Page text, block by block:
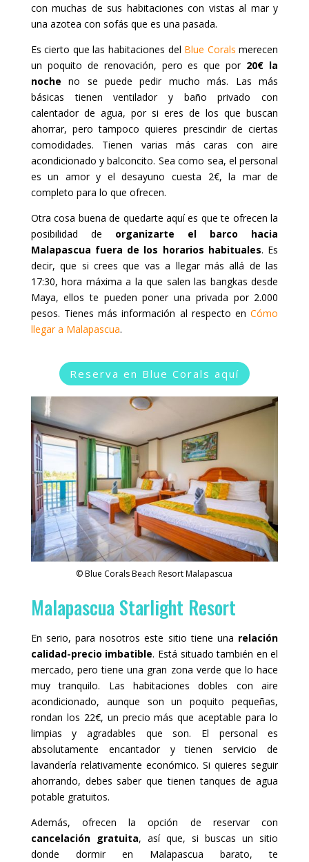
con muchas de sus habitaciones con vistas al mar y
una azotea con sofás que es una pasada.
Es cierto que las habitaciones del Blue Corals merecen
un poquito de renovación, pero es que por 20€ la
noche no se puede pedir mucho más. Las más
básicas tienen ventilador y baño privado con
calentador de agua, por si eres de los que buscan
ahorrar, pero tampoco quieres prescindir de ciertas
comodidades. Tienen varias más caras con aire
acondicionado y balconcito. Sea como sea, el personal
es un amor y el desayuno cuesta 2€, la mar de
completo para lo que ofrecen.
Otra cosa buena de quedarte aquí es que te ofrecen la
posibilidad de organizarte el barco hacia
Malapascua fuera de los horarios habituales. Es
decir, que si crees que vas a llegar más allá de las
17:30, hora máxima a la que salen las bangkas desde
Maya, ellos te pueden poner una privada por 2.000
pesos. Tienes más información al respecto enCómo
llegar a Malapascua.
Reserva en Blue Corals aquí
© Blue Corals Beach Resort Malapascua
Malapascua Starlight Resort
En serio, para nosotros este sitio tiene una relación
calidad-precio imbatible. Está situado también en el
mercado, pero tiene una gran zona verde que lo hace
muy tranquilo. Las habitaciones dobles con aire
acondicionado, aunque son un poquito pequeñas,
rondan los 22€, un precio más que aceptable para lo
limpias y agradables que son. El personal es
absolutamente encantador y tienen servicio de
lavandería relativamente económico. Si quieres seguir
ahorrando, debes saber que tienen tanques de agua
potable gratuitos.
Además, ofrecen la opción de reservar con
cancelación gratuita, así que, si buscas un sitio
donde dormir en Malapascua barato, te